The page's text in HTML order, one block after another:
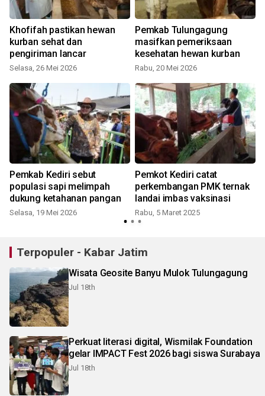
Khofifah pastikan hewan
kurban sehat dan
pengiriman lancar
Selasa, 26 Mei 2026
Pemkab Tulungagung
masifkan pemeriksaan
kesehatan hewan kurban
Rabu, 20 Mei 2026
Pemkab Kediri sebut
populasi sapi melimpah
dukung ketahanan pangan
Selasa, 19 Mei 2026
Pemkot Kediri catat
perkembangan PMK ternak
landai imbas vaksinasi
Rabu, 5 Maret 2025
Terpopuler - Kabar Jatim
Wisata Geosite Banyu Mulok Tulungagung
Jul 18th
Perkuat literasi digital, Wismilak Foundation
gelar IMPACT Fest 2026 bagi siswa Surabaya
Jul 18th